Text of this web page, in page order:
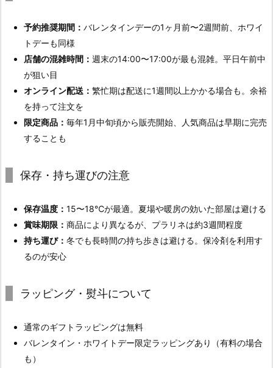
予約推奨期間： バレンタインデーの1ヶ月前〜2週間前、ホワイ
トデーも同様
店舗の混雑時間： 週末の14:00〜17:00が最も混雑。平日午前中
が狙い目
オンライン配送： 繁忙期は配送に1週間以上かかる場合も。余裕
を持って注文を
限定商品： 毎年1月中旬頃から販売開始、人気商品は早期に完売
することも
保存・持ち運びの注意
保存温度： 15〜18℃が最適。夏場や暖房の効いた部屋は避ける
賞味期限： 商品により異なるが、プラリネは約3週間程度
持ち運び： 冬でも長時間の持ち歩きは避ける。保冷剤を利用す
るのが安心
ラッピング・熨斗について
通常のギフトラッピングは無料
バレンタイン・ホワイトデー限定ラッピングあり（有料の場合
も）